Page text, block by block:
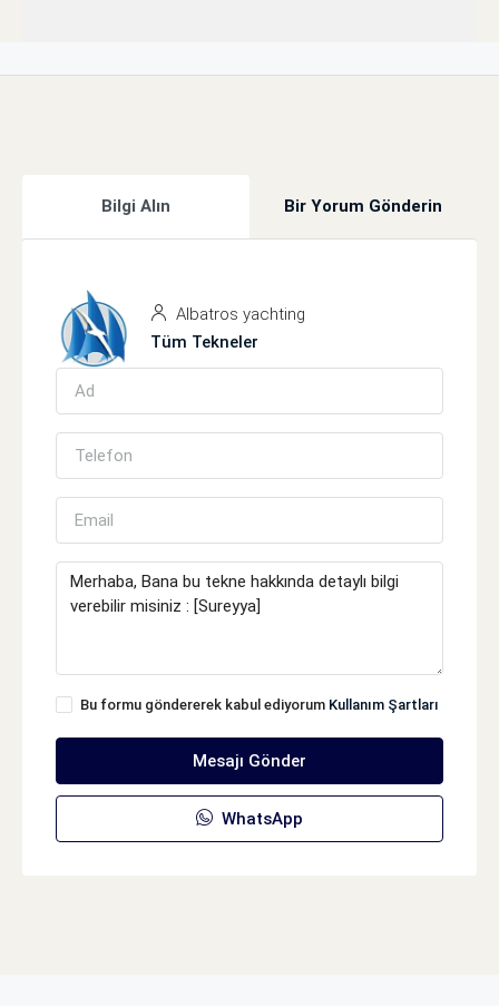
Bilgi Alın Bir Yorum Gönderin
Albatros yachting
Tüm Tekneler
Bu formu göndererek kabul ediyorum Kullanım Şartları
Mesajı Gönder
WhatsApp